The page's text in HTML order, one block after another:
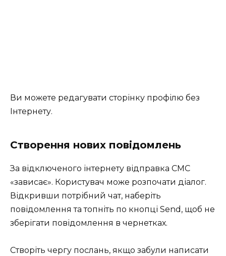
Ви можете редагувати сторінку профілю без
Інтернету.
Створення нових повідомлень
За відключеного інтернету відправка СМС
«зависає». Користувач може розпочати діалог.
Відкривши потрібний чат, наберіть
повідомлення та топніть по кнопці Send, щоб не
зберігати повідомлення в чернетках.
Створіть чергу послань, якщо забули написати